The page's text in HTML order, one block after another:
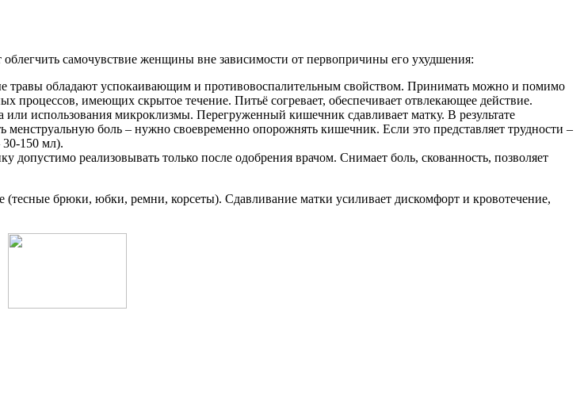
самочувствие женщины вне зависимости от первопричины его ухудшения:
травы обладают успокаивающим и противовоспалительным свойством. Принимать можно и помимо
имеющих скрытое течение. Питьё согревает, обеспечивает отвлекающее действие.
или использования микроклизмы. Перегруженный кишечник сдавливает матку. В результате
боль – нужно своевременно опорожнять кишечник. Если это представляет трудности –
150 мл).
реализовывать только после одобрения врачом. Снимает боль, скованность, позволяет
(тесные брюки, юбки, ремни, корсеты). Сдавливание матки усиливает дискомфорт и кровотечение,